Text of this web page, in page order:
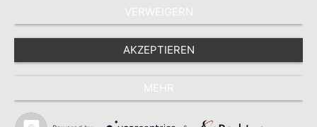
VERWEIGERN
AKZEPTIEREN
MEHR